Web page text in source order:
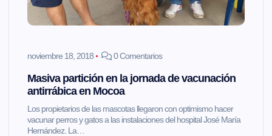
noviembre 18, 2018 0 Comentarios
Masiva partición en la jornada de vacunación
antirrábica en Mocoa
Los propietarios de las mascotas llegaron con optimismo hacer
vacunar perros y gatos a las instalaciones del hospital José María
Hernández. La…